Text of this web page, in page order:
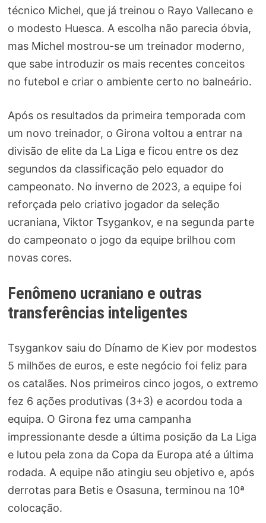
técnico Michel, que já treinou o Rayo Vallecano e
o modesto Huesca. A escolha não parecia óbvia,
mas Michel mostrou-se um treinador moderno,
que sabe introduzir os mais recentes conceitos
no futebol e criar o ambiente certo no balneário.
Após os resultados da primeira temporada com
um novo treinador, o Girona voltou a entrar na
divisão de elite da La Liga e ficou entre os dez
segundos da classificação pelo equador do
campeonato. No inverno de 2023, a equipe foi
reforçada pelo criativo jogador da seleção
ucraniana, Viktor Tsygankov, e na segunda parte
do campeonato o jogo da equipe brilhou com
novas cores.
Fenômeno ucraniano e outras
transferências inteligentes
Tsygankov saiu do Dínamo de Kiev por modestos
5 milhões de euros, e este negócio foi feliz para
os catalães. Nos primeiros cinco jogos, o extremo
fez 6 ações produtivas (3+3) e acordou toda a
equipa. O Girona fez uma campanha
impressionante desde a última posição da La Liga
e lutou pela zona da Copa da Europa até a última
rodada. A equipe não atingiu seu objetivo e, após
derrotas para Betis e Osasuna, terminou na 10ª
colocação.